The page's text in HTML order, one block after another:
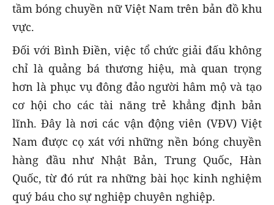
tầm bóng chuyền nữ Việt Nam trên bản đồ khu
vực.
Đối với Bình Điền, việc tổ chức giải đấu không
chỉ là quảng bá thương hiệu, mà quan trọng
hơn là phục vụ đông đảo người hâm mộ và tạo
cơ hội cho các tài năng trẻ khẳng định bản
lĩnh. Đây là nơi các vận động viên (VĐV) Việt
Nam được cọ xát với những nền bóng chuyền
hàng đầu như Nhật Bản, Trung Quốc, Hàn
Quốc, từ đó rút ra những bài học kinh nghiệm
quý báu cho sự nghiệp chuyên nghiệp.